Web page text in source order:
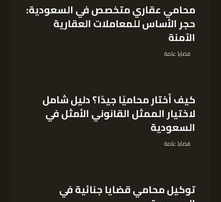
محامي عقاري متخصص في السعودية:
حجر الأساس للمعاملات العقارية
الآمنة
قضايا عامة
كيف أختار محاميًا جيدًا؟ دليل شامل
لاختيار الممثل القانوني الأمثل في
السعودية
قضايا عامة
توكيل محامي قضايا جنائية في